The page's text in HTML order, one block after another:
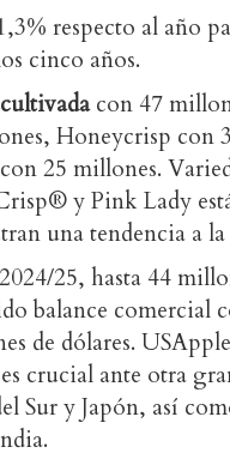
respecto al año
cinco años.
con 47
Honeycrisp con
25 millones.
y Pink Lady
una tendencia a la
25, hasta 44
balance comercial
de dólares.
crucial ante otra
Sur y Japón, así